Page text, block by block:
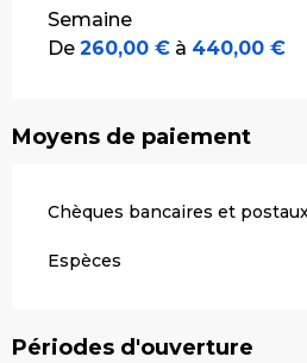
Tarifs 2026
Semaine
De 260,00 € à 440,00 €
Moyens de paiement
Chèques bancaires et
Espèces
Périodes d'ouverture